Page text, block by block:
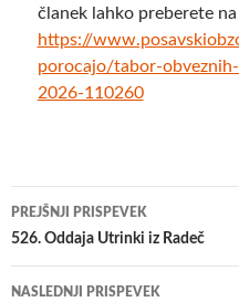
članek lahko preberete
https://
porocajo/tabor-
2026-110260
Krmarjenje
po
prispevkih
PREJŠNJI PRISPEVEK
526. Oddaja Utrinki iz Radeč
NASLEDNJI PRISPEVEK